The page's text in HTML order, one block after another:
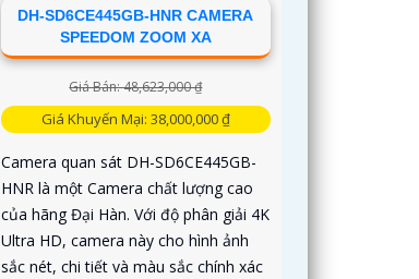
DH-SD6CE445GB-HNR CAMERA
SPEEDOM ZOOM XA
Giá Bán: 48,623,000 ₫
Giá Khuyến Mại: 38,000,000 ₫
Camera quan sát DH-SD6CE445GB-
HNR là một Camera chất lượng cao
của hãng Đại Hàn. Với độ phân giải 4K
Ultra HD, camera này cho hình ảnh
sắc nét, chi tiết và màu sắc chính xác